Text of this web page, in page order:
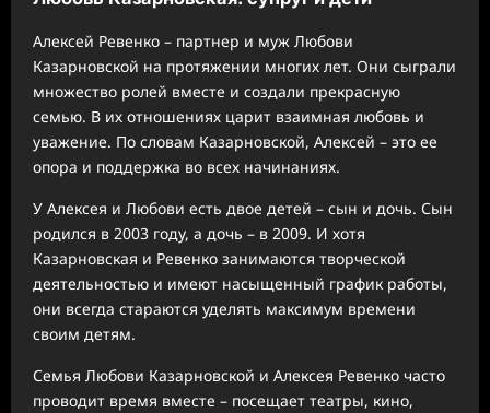
Алексей Ревенко – партнер и муж Любови
Казарновской на протяжении многих лет. Они сыграли
множество ролей вместе и создали прекрасную
семью. В их отношениях царит взаимная любовь и
уважение. По словам Казарновской, Алексей – это ее
опора и поддержка во всех начинаниях.
У Алексея и Любови есть двое детей – сын и дочь. Сын
родился в 2003 году, а дочь – в 2009. И хотя
Казарновская и Ревенко занимаются творческой
деятельностью и имеют насыщенный график работы,
они всегда стараются уделять максимум времени
своим детям.
Семья Любови Казарновской и Алексея Ревенко часто
проводит время вместе – посещает театры, кино,